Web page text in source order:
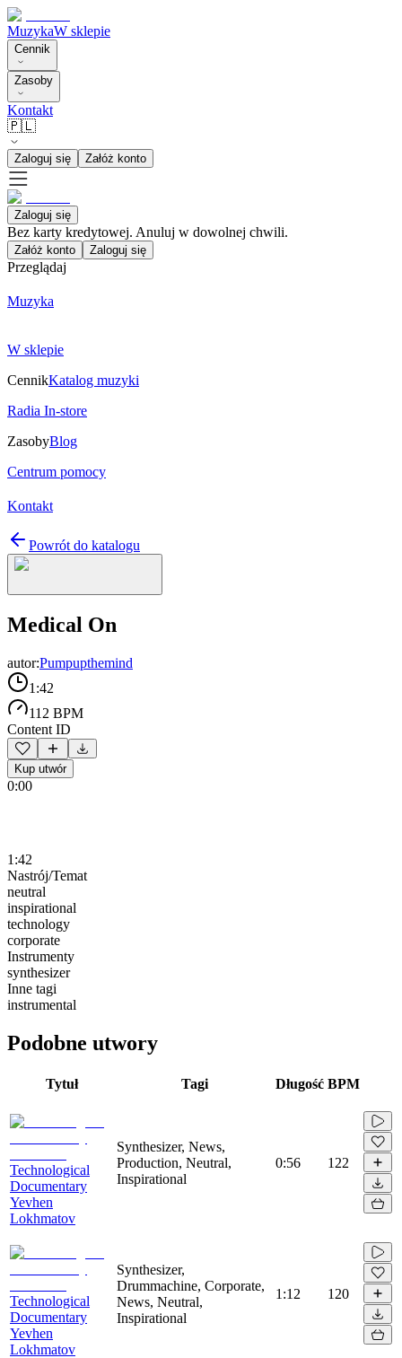
MuzykaW sklepie
Cennik
Zasoby
Kontakt
🇵🇱
Zaloguj się Załóż konto
Zaloguj się
Bez karty kredytowej. Anuluj w dowolnej chwili.
Załóż konto Zaloguj się
Przeglądaj
Muzyka
W sklepie
CennikKatalog muzyki
Radia In-store
ZasobyBlog
Centrum pomocy
Kontakt
Powrót do katalogu
Medical On
autor:Pumpupthemind
1:42
112 BPM
Content ID
Kup utwór
0:00
1:42
Nastrój/Temat
neutral
inspirational
technology
corporate
Instrumenty
synthesizer
Inne tagi
instrumental
Podobne utwory
Tytuł Tagi Długość BPM
Technological
Documentary
Yevhen
Lokhmatov
Synthesizer, News,
Production, Neutral,
Inspirational
0:56 122
Technological
Documentary
Yevhen
Lokhmatov
Synthesizer,
Drummachine, Corporate,
News, Neutral,
Inspirational
1:12 120